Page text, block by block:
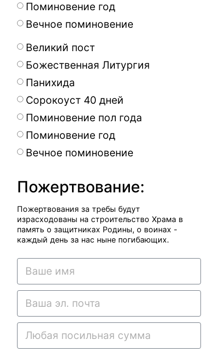
Поминовение год
Вечное поминовение
Великий пост
Божественная Литургия
Панихида
Сорокоуст 40 дней
Поминовение пол года
Поминовение год
Вечное поминовение
Пожертвование:
Пожертвования за требы будут
израсходованы на строительство Храма в
память о защитниках Родины, о воинах -
каждый день за нас ныне погибающих.